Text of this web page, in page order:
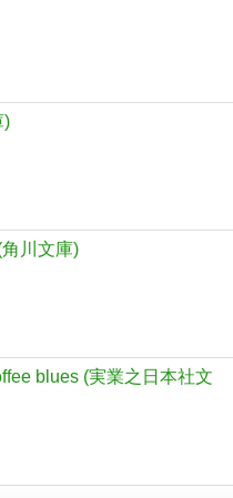
)
川文庫)
blues (実業之日本社文